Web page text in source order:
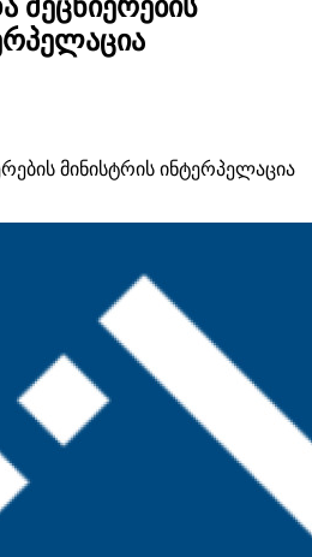
მეცნიერების
მინისტრის ინტერპელაცია